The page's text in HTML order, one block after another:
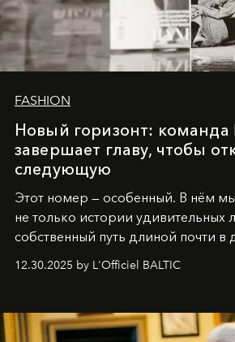
FASHION
Новый горизонт: команда
завершает главу, чтобы
следующую
Этот номер — особенный. В нём
не только истории удивительных
собственный путь длиной почти в
Вместо привычного подведения
души говорим спасибо каждому,
самыми искренними
командаL’Officiel Baltic .
12.30.2025 by L'Officiel BALTIC